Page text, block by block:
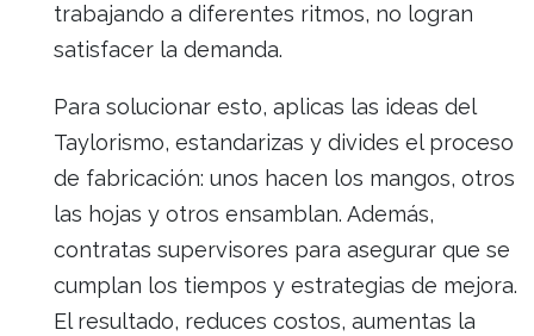
trabajando a diferentes ritmos, no logran
satisfacer la demanda.
Para solucionar esto, aplicas las ideas del
Taylorismo, estandarizas y divides el proceso
de fabricación: unos hacen los mangos, otros
las hojas y otros ensamblan. Además,
contratas supervisores para asegurar que se
cumplan los tiempos y estrategias de mejora.
El resultado, reduces costos, aumentas la